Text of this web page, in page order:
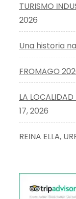
TURISMO
2026
Una historia
FROMAGO
LA
17, 2026
REINA ELLA,